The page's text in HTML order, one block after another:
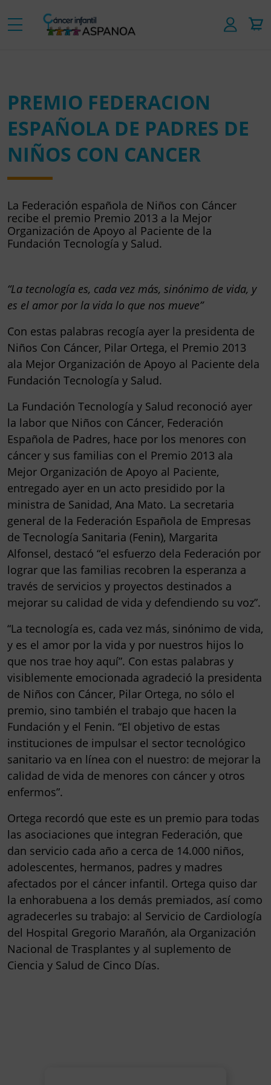
PREMIO FEDERACION
ESPAÑOLA DE PADRES DE
NIÑOS CON CANCER
La Federación española de Niños con Cáncer
recibe el premio Premio 2013 a la Mejor
Organización de Apoyo al Paciente de la
Fundación Tecnología y Salud.
“La tecnología es, cada vez más, sinónimo de vida, y
es el amor por la vida lo que nos mueve”
Con estas palabras recogía ayer la presidenta de
Niños Con Cáncer, Pilar Ortega, el Premio 2013
ala Mejor Organización de Apoyo al Paciente dela
Fundación Tecnología y Salud.
La Fundación Tecnología y Salud reconoció ayer
la labor que Niños con Cáncer, Federación
Española de Padres, hace por los menores con
cáncer y sus familias con el Premio 2013 ala
Mejor Organización de Apoyo al Paciente,
entregado ayer en un acto presidido por la
ministra de Sanidad, Ana Mato. La secretaria
general de la Federación Española de Empresas
de Tecnología Sanitaria (Fenin), Margarita
Alfonsel, destacó “el esfuerzo dela Federación por
lograr que las familias recobren la esperanza a
través de servicios y proyectos destinados a
mejorar su calidad de vida y defendiendo su voz”.
“La tecnología es, cada vez más, sinónimo de vida,
y es el amor por la vida y por nuestros hijos lo
que nos trae hoy aquí”. Con estas palabras y
visiblemente emocionada agradeció la presidenta
de Niños con Cáncer, Pilar Ortega, no sólo el
premio, sino también el trabajo que hacen la
Fundación y el Fenin. “El objetivo de estas
instituciones de impulsar el sector tecnológico
sanitario va en línea con el nuestro: de mejorar la
calidad de vida de menores con cáncer y otros
enfermos”.
Ortega recordó que este es un premio para todas
las asociaciones que integran Federación, que
dan servicio cada año a cerca de 14.000 niños,
adolescentes, hermanos, padres y madres
afectados por el cáncer infantil. Ortega quiso dar
la enhorabuena a los demás premiados, así como
agradecerles su trabajo: al Servicio de Cardiología
del Hospital Gregorio Marañón, ala Organización
Nacional de Trasplantes y al suplemento de
Ciencia y Salud de Cinco Días.